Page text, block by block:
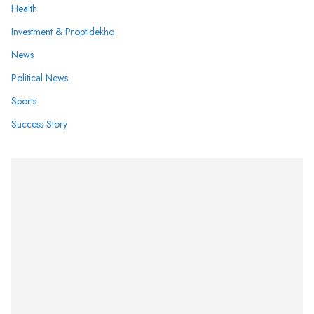
Health
Investment & Proptidekho
News
Political News
Sports
Success Story